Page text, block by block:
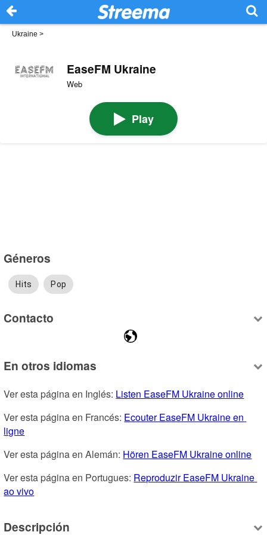
Ukraine >
EaseFM Ukraine
Web
Play
Géneros
Hits Pop
Contacto
En otros idiomas
Ver esta página en Inglés: Listen EaseFM Ukraine online
Ver esta página en Francés: Ecouter EaseFM Ukraine en
ligne
Ver esta página en Alemán: Hören EaseFM Ukraine online
Ver esta página en Portugues: Reproduzir EaseFM Ukraine
ao vivo
Descripción